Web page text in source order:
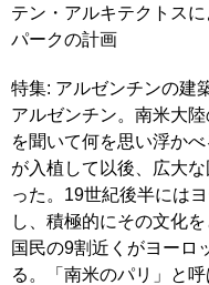
テン・アルキテクトス
パークの計画
特集: アルゼンチンの建
アルゼンチン。南米大
を聞いて何を思い浮か
が入植して以後、広大
った。19世紀後半には
し、積極的にその文化
国民の9割近くがヨーロ
る。「南米のパリ」と